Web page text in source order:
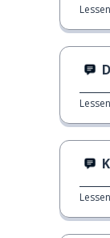
Lessen
Lessen
Lessen